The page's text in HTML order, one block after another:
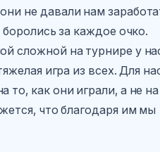
не давали нам
за каждое очко.
сложной на турнире у
игра из всех. Для
как они играли, а не на
что благодаря им мы